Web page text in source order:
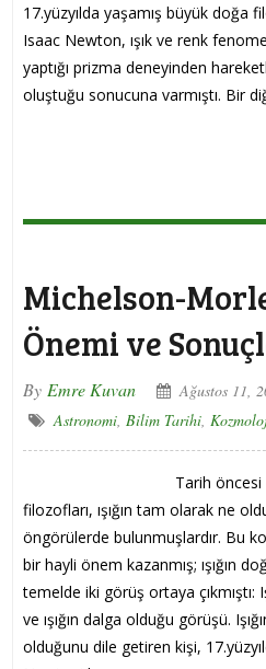
17.yüzyılda yaşamış büyük doğa
Isaac Newton, ışık ve renk
yaptığı prizma deneyinden
oluştuğu sonucuna varmıştı. Bir
Michelson-
Önemi ve
By Emre Kuvan
Ağustos 11,
Astronomi, Bilim Tarihi,
Tarih
filozofları, ışığın tam olarak ne
öngörülerde bulunmuşlardır. Bu
bir hayli önem kazanmış; ışığın
temelde iki görüş ortaya çıkmıştı:
ve ışığın dalga olduğu görüşü.
olduğunu dile getiren kişi,